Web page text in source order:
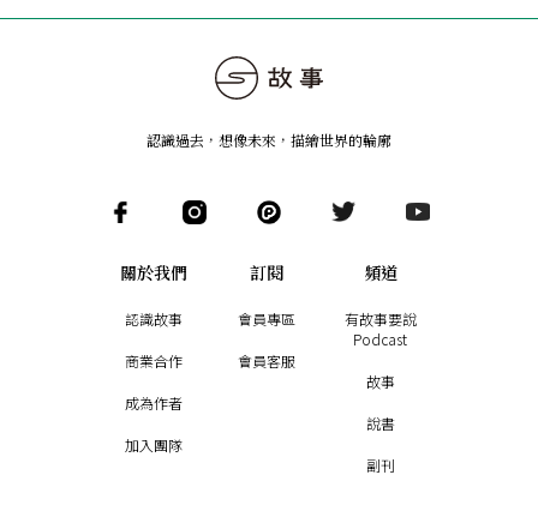
認識過去，想像未來 ， 描繪世界的輪廓
關於我們
認識故事
商業合作
成為作者
加入團隊
訂閱
會員專區
會員客服
頻道
有故事要說
Podcast
故事
說書
副刊